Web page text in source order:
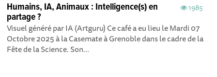
1985
Humains, IA, Animaux : Intelligence(s) en
partage ?
Visuel généré par IA (Artguru) Ce café a eu lieu le Mardi 07
Octobre 2025 à la Casemate à Grenoble dans le cadre de la
Fête de la Science. Son...